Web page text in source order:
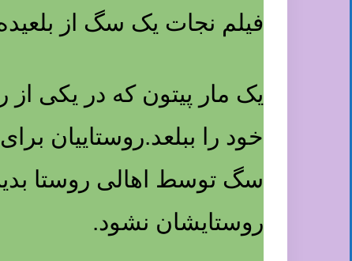
فیلم نجات یک سگ از
یک مار پیتون که در یکی
خود را ببلعد.روستاییان
سگ توسط اهالی روستا
روستایشان نشود.